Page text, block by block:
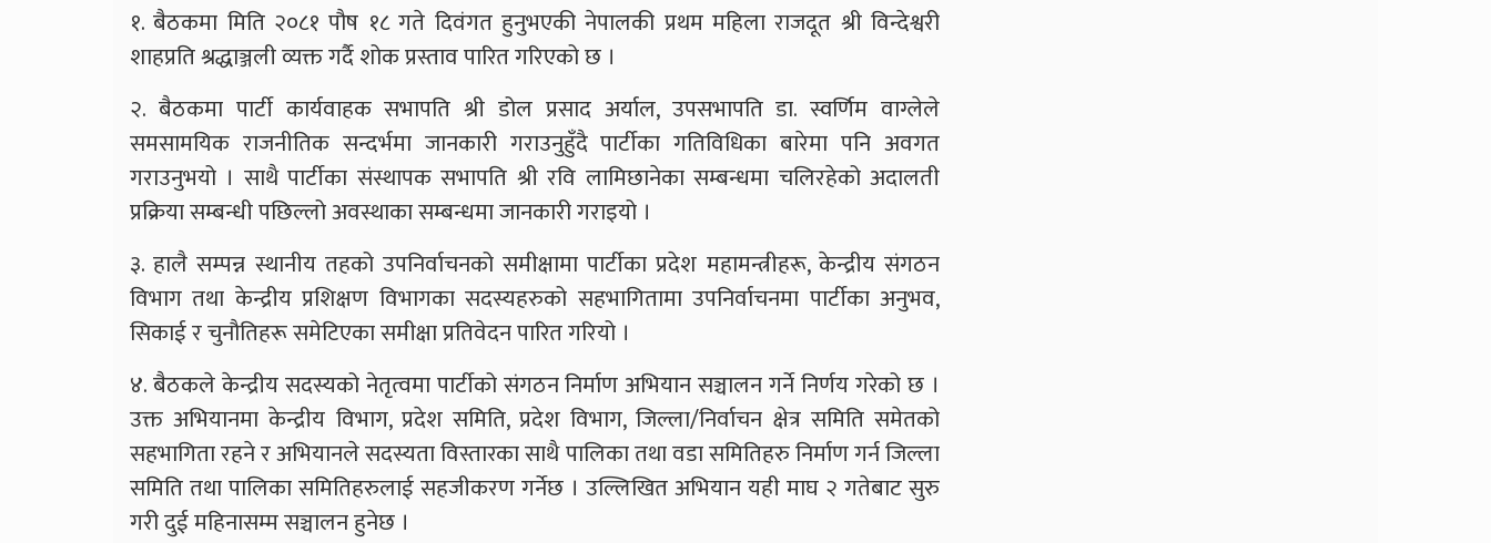
१. बैठकमा मिति २०८१ पौष १८ गते दिवंगत हुनुभएकी नेपालकी प्रथम महिला राजदूत श्री विन्देश्वरी
शाहप्रति श्रद्धाञ्जली व्यक्त गर्दै शोक प्रस्ताव पारित गरिएको छ ।
२. बैठकमा पार्टी कार्यवाहक सभापति श्री डोल प्रसाद अर्याल, उपसभापति डा. स्वर्णिम वाग्लेले
समसामयिक राजनीतिक सन्दर्भमा जानकारी गराउनुहुँदै पार्टीका गतिविधिका बारेमा पनि अवगत
गराउनुभयो । साथै पार्टीका संस्थापक सभापति श्री रवि लामिछानेका सम्बन्धमा चलिरहेको अदालती
प्रक्रिया सम्बन्धी पछिल्लो अवस्थाका सम्बन्धमा जानकारी गराइयो ।
३. हालै सम्पन्न स्थानीय तहको उपनिर्वाचनको समीक्षामा पार्टीका प्रदेश महामन्त्रीहरू, केन्द्रीय संगठन
विभाग तथा केन्द्रीय प्रशिक्षण विभागका सदस्यहरुको सहभागितामा उपनिर्वाचनमा पार्टीका अनुभव,
सिकाई र चुनौतिहरू समेटिएका समीक्षा प्रतिवेदन पारित गरियो ।
४. बैठकले केन्द्रीय सदस्यको नेतृत्वमा पार्टीको संगठन निर्माण अभियान सञ्चालन गर्ने निर्णय गरेको छ ।
उक्त अभियानमा केन्द्रीय विभाग, प्रदेश समिति, प्रदेश विभाग, जिल्ला/निर्वाचन क्षेत्र समिति समेतको
सहभागिता रहने र अभियानले सदस्यता विस्तारका साथै पालिका तथा वडा समितिहरु निर्माण गर्न जिल्ला
समिति तथा पालिका समितिहरुलाई सहजीकरण गर्नेछ । उल्लिखित अभियान यही माघ २ गतेबाट सुरु
गरी दुई महिनासम्म सञ्चालन हुनेछ ।